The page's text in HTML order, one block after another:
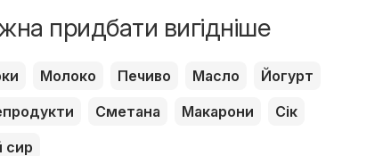
придбати вигідніше
Молоко Печиво Масло
Йогурт
Сметана Макарони
Сік
сир